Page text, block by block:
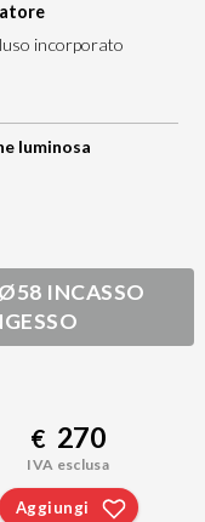
incorporato
luminosa
INCASSO
€ 270
IVA esclusa
Aggiungi